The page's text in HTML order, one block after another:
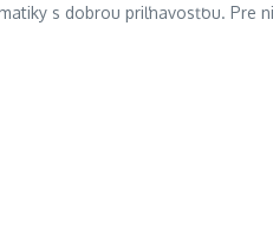
s dobrou priľnavosťou. Pre